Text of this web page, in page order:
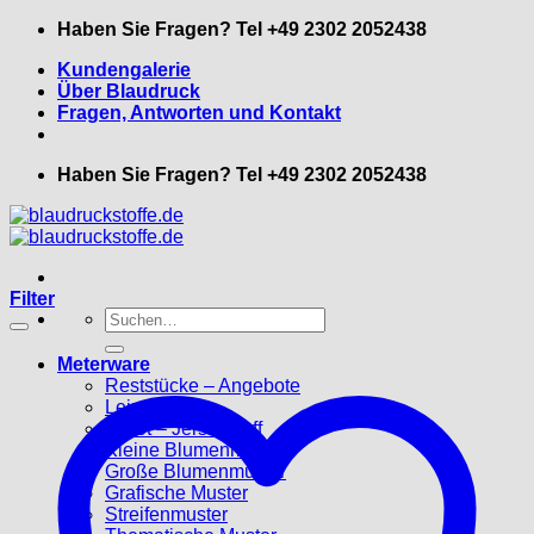
Zum
springen
Haben Sie Fragen? Tel +49 2302 2052438
Kundengalerie
Über Blaudruck
Fragen, Antworten und Kontakt
Haben Sie Fragen? Tel +49 2302 2052438
Suche
nach:
Meterware
Reststücke – Angebote
Leinenstoffe
Trikot – Jerseystoff
Kleine Blumenmuster
Große Blumenmuster
Grafische Muster
Streifenmuster
Filter